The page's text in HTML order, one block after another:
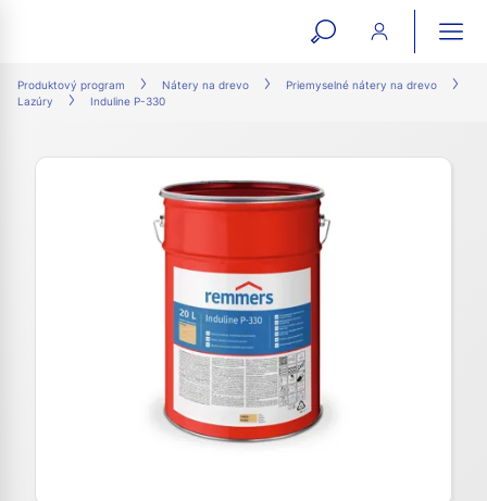
open
search
Produktový program Nátery na drevo
Priemyselné nátery na drevo
Lazúry
Induline P-330